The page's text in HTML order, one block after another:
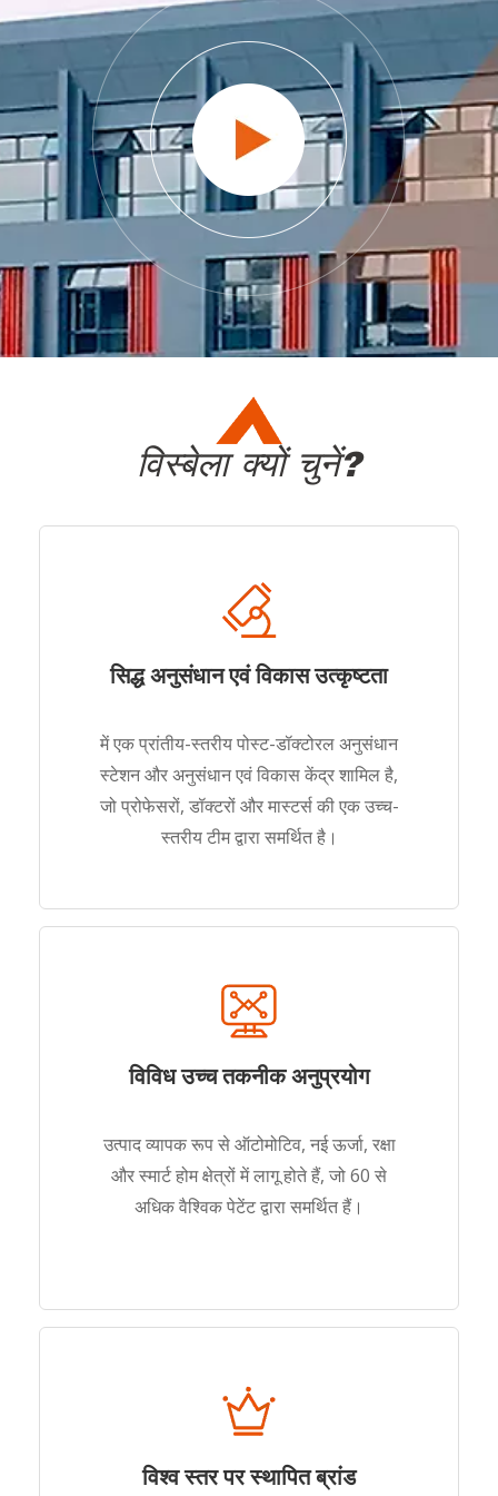
विस्बेला क्यों चुनें?
सिद्ध अनुसंधान एवं विकास उत्कृष्टता
में एक प्रांतीय-स्तरीय पोस्ट-डॉक्टोरल अनुसंधान
स्टेशन और अनुसंधान एवं विकास केंद्र शामिल है,
जो प्रोफेसरों, डॉक्टरों और मास्टर्स की एक उच्च-
स्तरीय टीम द्वारा समर्थित है।
विविध उच्च तकनीक अनुप्रयोग
उत्पाद व्यापक रूप से ऑटोमोटिव, नई ऊर्जा, रक्षा
और स्मार्ट होम क्षेत्रों में लागू होते हैं, जो 60 से
अधिक वैश्विक पेटेंट द्वारा समर्थित हैं।
विश्व स्तर पर स्थापित ब्रांड